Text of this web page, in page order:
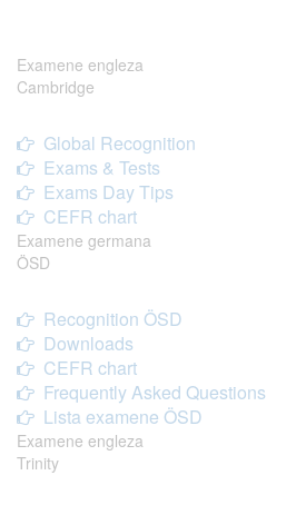
Examene engleza
Cambridge
Global Recognition
Exams & Tests
Exams Day Tips
CEFR chart
Examene germana
ÖSD
Recognition ÖSD
Downloads
CEFR chart
Frequently Asked Questions
Lista examene ÖSD
Examene engleza
Trinity